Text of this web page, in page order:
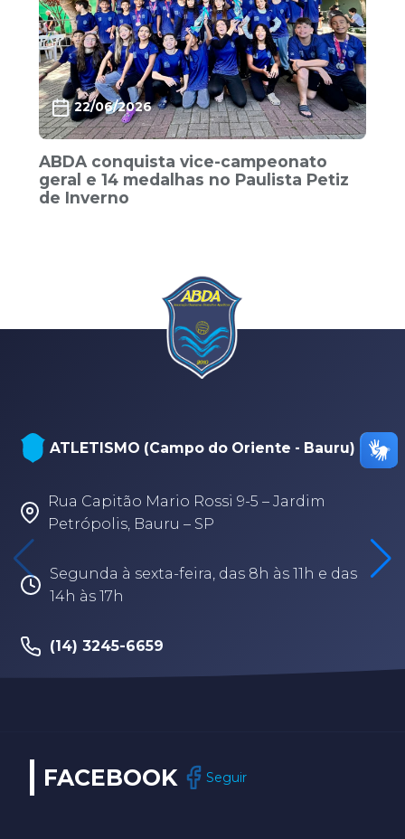
22/06/2026
ABDA conquista vice-campeonato
geral e 14 medalhas no Paulista Petiz
de Inverno
ATLETISMO (Campo do Oriente - Bauru)
Rua Capitão Mario Rossi 9-5 – Jardim
Petrópolis, Bauru – SP
Segunda à sexta-feira, das 8h às 11h e das
14h às 17h
(14) 3245-6659
FACEBOOK Seguir